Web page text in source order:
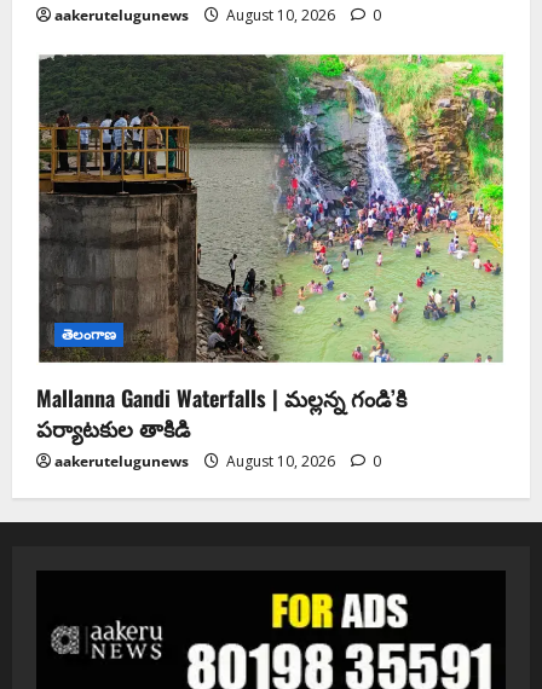
aakerutelugunews August 10, 2026 0
తెలంగాణ
Mallanna Gandi Waterfalls | మల్లన్న గండి’కి
పర్యాటకుల తాకిడి
aakerutelugunews August 10, 2026 0